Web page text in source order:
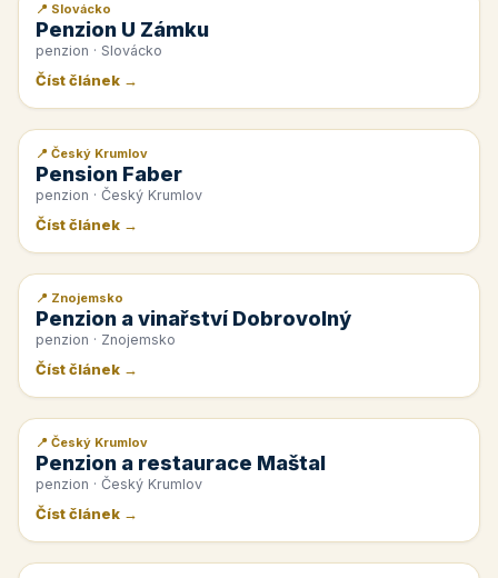
📰 PR článek
📍 Slovácko
Penzion U Zámku
penzion · Slovácko
Číst článek →
📰 PR článek
📍 Český Krumlov
Pension Faber
penzion · Český Krumlov
Číst článek →
📰 PR článek
📍 Znojemsko
Penzion a vinařství Dobrovolný
penzion · Znojemsko
Číst článek →
📰 PR článek
📍 Český Krumlov
Penzion a restaurace Maštal
penzion · Český Krumlov
Číst článek →